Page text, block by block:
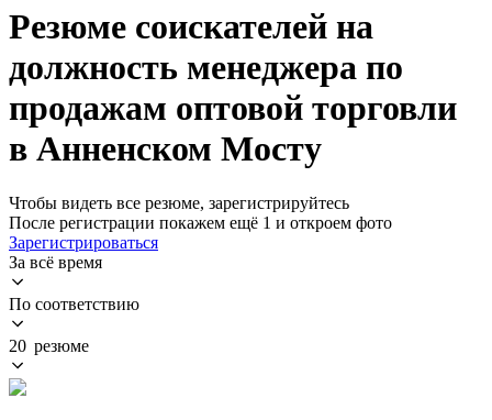
Резюме соискателей на
должность менеджера по
продажам оптовой торговли
в Анненском Мосту
Чтобы видеть все резюме, зарегистрируйтесь
После регистрации покажем ещё 1 и откроем фото
Зарегистрироваться
За всё время
По соответствию
20 резюме